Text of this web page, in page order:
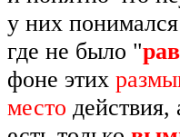
у них
где не было "
фоне этих
место действия,